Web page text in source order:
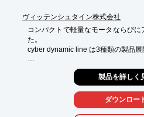
ヴィッテンシュタイン株式会社
コンパクトで軽量なモータならび
た。
cyber dynamic line は3種類の製品展
2. サーボアクチュエータ（減速機つ
3. リニアアクチュエータ（ボールね
いずれも最小径17mm/22mm/
製品を詳しく
ダウンロー